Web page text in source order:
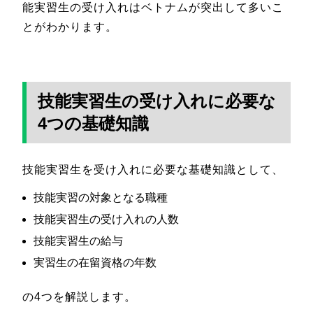
能実習生の受け入れはベトナムが突出して多いこ
とがわかります。
技能実習生の受け入れに必要な
4つの基礎知識
技能実習生を受け入れに必要な基礎知識として、
技能実習の対象となる職種
技能実習生の受け入れの人数
技能実習生の給与
実習生の在留資格の年数
の4つを解説します。